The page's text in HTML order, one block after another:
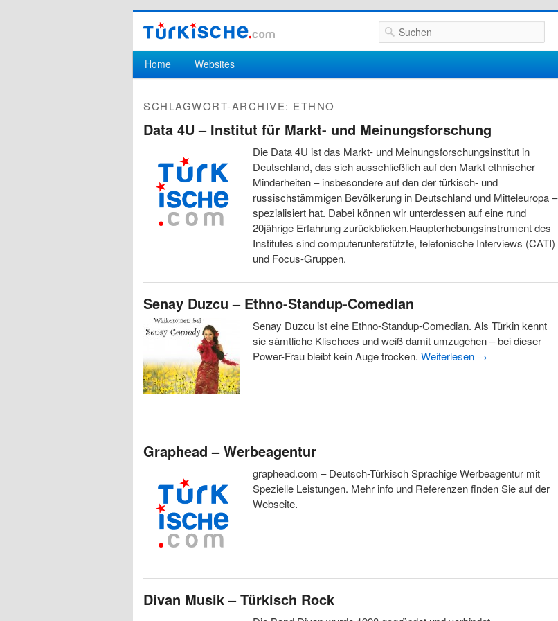
Suchen
Hauptmenü
Zum Inhalt wechseln
Zum sekundären Inhalt wechseln
Home Websites
SCHLAGWORT-ARCHIVE: ETHNO
Data 4U – Institut für Markt- und Meinungsforschung
Die Data 4U ist das Markt- und Meinungsforschungsinstitut in
Deutschland, das sich ausschließlich auf den Markt ethnischer
Minderheiten – insbesondere auf den der türkisch- und
russischstämmigen Bevölkerung in Deutschland und Mitteleuropa –
spezialisiert hat. Dabei können wir unterdessen auf eine rund
20jährige Erfahrung zurückblicken.Haupterhebungsinstrument des
Institutes sind computerunterstützte, telefonische Interviews (CATI)
und Focus-Gruppen.
Senay Duzcu – Ethno-Standup-Comedian
Senay Duzcu ist eine Ethno-Standup-Comedian. Als Türkin kennt
sie sämtliche Klischees und weiß damit umzugehen – bei dieser
Power-Frau bleibt kein Auge trocken. Weiterlesen →
Graphead – Werbeagentur
graphead.com – Deutsch-Türkisch Sprachige Werbeagentur mit
Spezielle Leistungen. Mehr info und Referenzen finden Sie auf der
Webseite.
Divan Musik – Türkisch Rock